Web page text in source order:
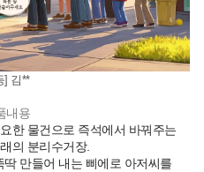
] 김**
내용
한 물건으로 즉석에서 바꿔주는
의 분리수거장.
만들어 내는 삐에로 아저씨를